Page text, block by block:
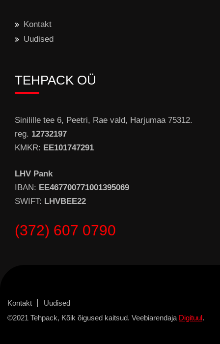
Kontakt
Uudised
TEHPACK OÜ
Sinilille tee 6, Peetri, Rae vald, Harjumaa 75312.
reg. 12732197
KMKR: EE101747291
LHV Pank
IBAN: EE467700771001395069
SWIFT: LHVBEE22
(372) 607 0790
Kontakt
Uudised
©2021 Tehpack, Kõik õigused kaitsud. Veebiarendaja Digituul.